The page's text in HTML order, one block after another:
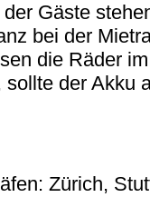
Gäste
bei der
die Räder
der Akku
Zürich,